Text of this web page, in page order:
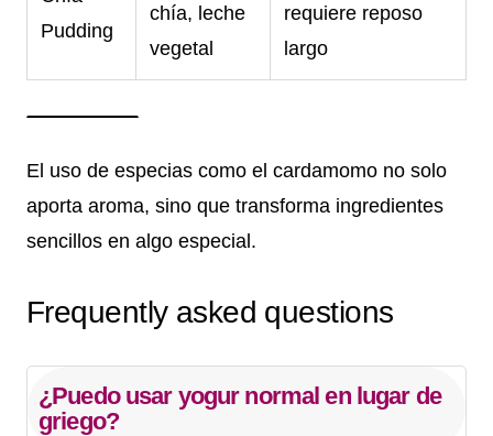
Pudding
chía, leche
vegetal
requiere reposo
largo
El uso de especias como el cardamomo no solo
aporta aroma, sino que transforma ingredientes
sencillos en algo especial.
Frequently asked questions
¿Puedo usar yogur normal en lugar de
griego?